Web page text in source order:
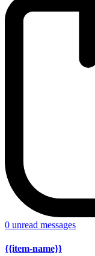
0 unread messages
{{item-name}}